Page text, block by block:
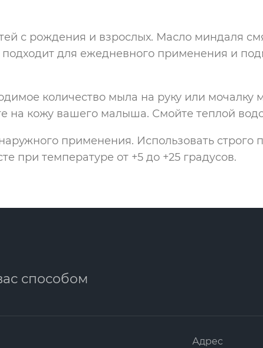
с рождения и взрослых. Масло миндаля
для ежедневного применения и
количество мыла на руку или мочалку
кожу вашего малыша. Смойте теплой
применения. Использовать строго
при температуре от +5 до +25 градусов.
способом
Адрес